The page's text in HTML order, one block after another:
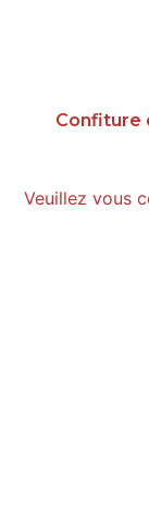
Confiture
Veuillez vous